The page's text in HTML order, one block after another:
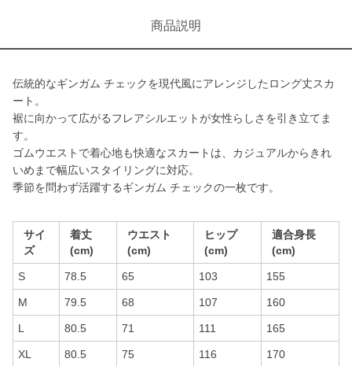
商品説明
伝統的なギンガム チェックを現代風にアレンジしたロング丈スカ
ート。
裾に向かって広がるフレアシルエットが女性らしさを引き立てま
す。
ゴムウエストで着心地も快適なスカートは、カジュアルからきれ
いめまで幅広いスタイリングに対応。
季節を問わず活躍するギンガム チェックの一枚です。
サイ
ズ
着丈
(cm)
ウエスト
(cm)
ヒップ
(cm)
適合身長
(cm)
S 78.5 65 103 155
M 79.5 68 107 160
L 80.5 71 111 165
XL 80.5 75 116 170